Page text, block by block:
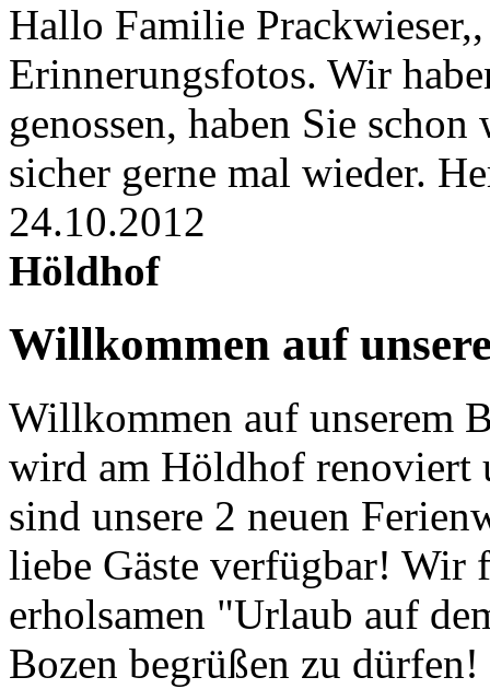
Hallo Familie
Erinnerungsfotos. Wir
genossen, haben Sie
sicher gerne mal wieder.
24.10.2012
Höldhof
Willkommen auf
Willkommen auf unserem
wird am Höldhof renoviert
sind unsere 2 neuen
liebe Gäste verfügbar! Wir
erholsamen "Urlaub auf
Bozen begrüßen zu